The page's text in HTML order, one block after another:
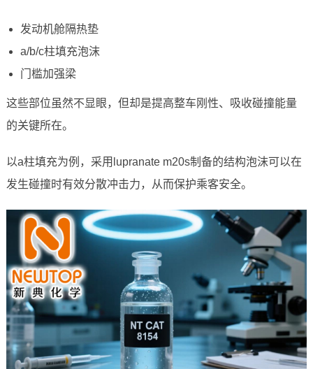
发动机舱隔热垫
a/b/c柱填充泡沫
门槛加强梁
这些部位虽然不显眼，但却是提高整车刚性、吸收碰撞能量
的关键所在。
以a柱填充为例，采用lupranate m20s制备的结构泡沫可以在
发生碰撞时有效分散冲击力，从而保护乘客安全。